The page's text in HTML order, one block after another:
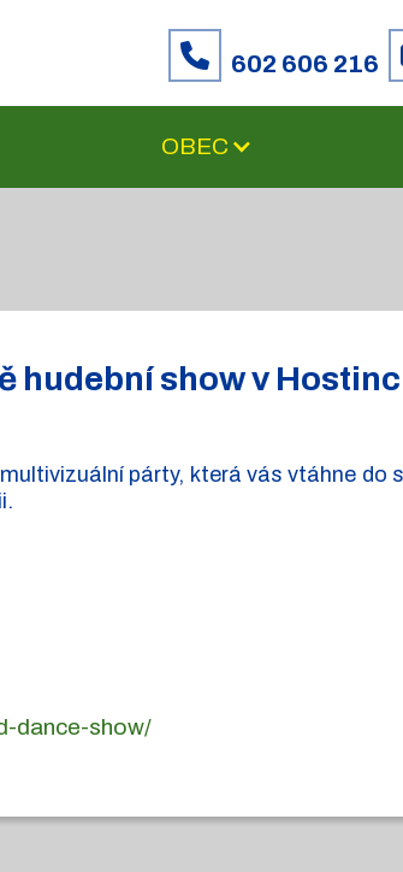
602 606 216
OBEC
hudební show v
párty, která vás vtáhne do
dance-show/